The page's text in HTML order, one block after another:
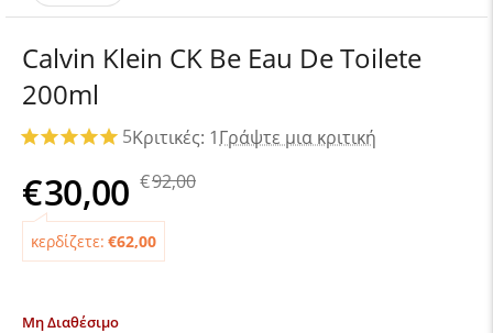
Calvin Klein CK Be Eau De Toilete
200ml
5Κριτικές: 1Γράψτε μια κριτική
€30,00 €92,00
κερδίζετε: €62,00
Μη Διαθέσιμο